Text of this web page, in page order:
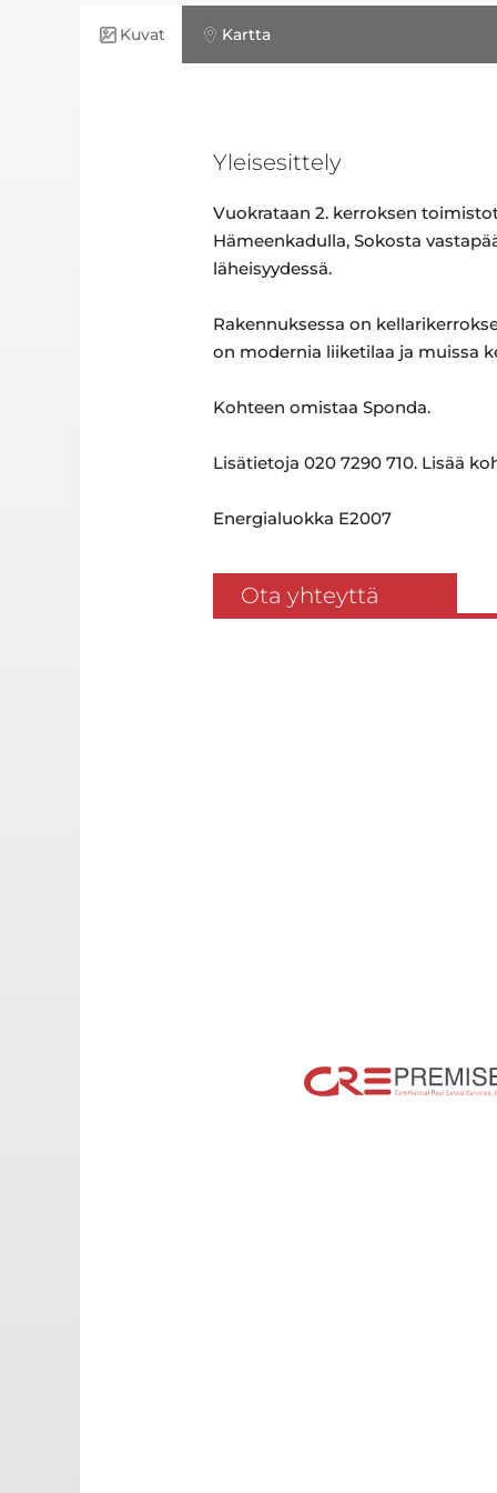
Kuvat Kartta
Yleisesittely
Vuokrataan 2. kerroksen
Hämeenkadulla, Sokosta
läheisyydessä.
Rakennuksessa on
on modernia liiketilaa ja muissa
Kohteen omistaa Sponda.
Lisätietoja 020 7290 710. Lisää
Energialuokka E2007
Ota yhteyttä